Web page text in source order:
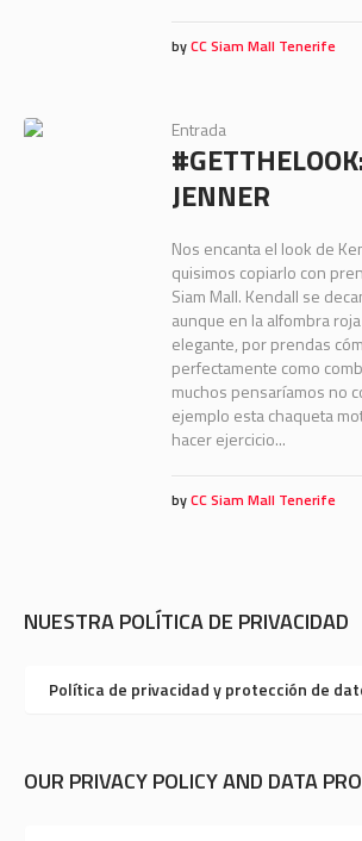
byCC Siam Mall Tenerife
Entrada
JENNER
Nos encanta el look de
quisimos copiarlo con
Siam Mall. Kendall se
aunque en la alfombra
elegante, por prendas
perfectamente como
muchos pensaríamos no
ejemplo esta chaqueta
hacer ejercicio...
byCC Siam Mall Tenerife
NUESTRA POLÍTICA DE PRIVACIDAD
Política de privacidad y protección de
OUR PRIVACY POLICY AND DATA